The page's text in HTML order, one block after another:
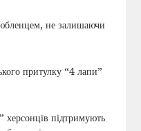
не залишаючи
притулку “4 лапи”
херсонців підтримують